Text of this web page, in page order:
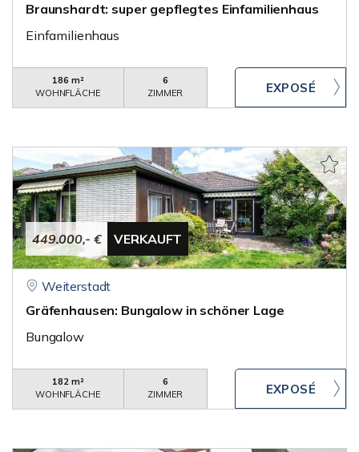
Braunshardt: super gepflegtes Einfamilienhaus
Einfamilienhaus
186 m²
WOHNFLÄCHE
6
ZIMMER
449.000,- € VERKAUFT
Weiterstadt
Gräfenhausen: Bungalow in schöner Lage
Bungalow
182 m²
WOHNFLÄCHE
6
ZIMMER